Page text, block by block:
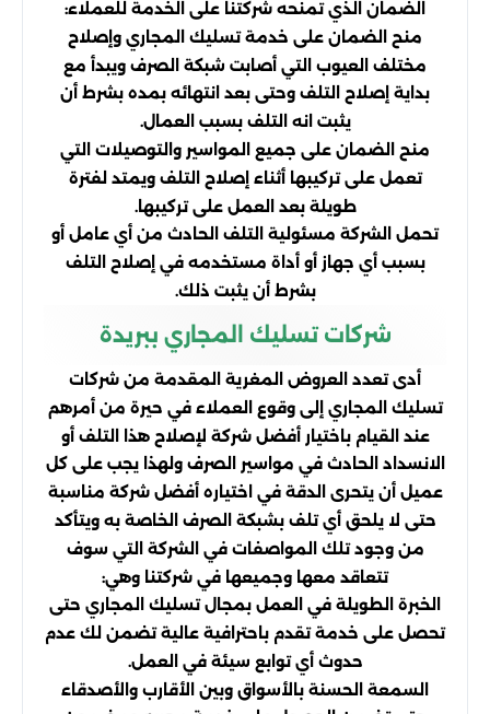
الضمان الذي تمنحه شركتنا على الخدمة للعملاء:
منح الضمان على خدمة تسليك المجاري وإصلاح
مختلف العيوب التي أصابت شبكة الصرف ويبدأ مع
بداية إصلاح التلف وحتى بعد انتهائه بمده بشرط أن
يثبت انه التلف بسبب العمال.
منح الضمان على جميع المواسير والتوصيلات التي
تعمل على تركيبها أثناء إصلاح التلف ويمتد لفترة
طويلة بعد العمل على تركيبها.
تحمل الشركة مسئولية التلف الحادث من أي عامل أو
بسبب أي جهاز أو أداة مستخدمه في إصلاح التلف
بشرط أن يثبت ذلك.
شركات تسليك المجاري ببريدة
أدى تعدد العروض المغرية المقدمة من شركات
تسليك المجاري إلى وقوع العملاء في حيرة من أمرهم
عند القيام باختيار أفضل شركة لإصلاح هذا التلف أو
الانسداد الحادث في مواسير الصرف ولهذا يجب على كل
عميل أن يتحرى الدقة في اختياره أفضل شركة مناسبة
حتى لا يلحق أي تلف بشبكة الصرف الخاصة به ويتأكد
من وجود تلك المواصفات في الشركة التي سوف
تتعاقد معها وجميعها في شركتنا وهي:
الخبرة الطويلة في العمل بمجال تسليك المجاري حتى
تحصل على خدمة تقدم باحترافية عالية تضمن لك عدم
حدوث أي توابع سيئة في العمل.
السمعة الحسنة بالأسواق وبين الأقارب والأصدقاء